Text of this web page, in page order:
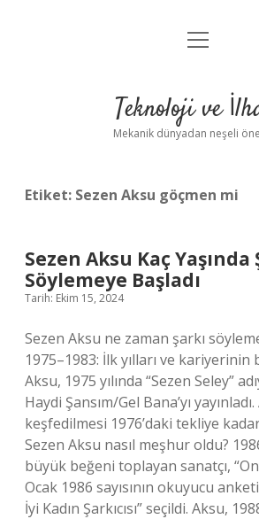
Anasayfa
Yasal Uyarı
menüyü
Teknoloji ve
Mekanik dünyadan neşeli
Etiket: Sezen Aksu göçmen mi
Sezen Aksu Kaç Yaşında
Söylemeye Başladı
Tarih: Ekim 15, 2024
Sezen Aksu ne zaman şarkı
1975–1983: İlk yılları ve kariyerinin
Aksu, 1975 yılında “Sezen Seley”
Haydi Şansım/Gel Bana’yı
keşfedilmesi 1976’daki tekliye
Sezen Aksu nasıl meşhur oldu?
büyük beğeni toplayan sanatçı,
Ocak 1986 sayısının okuyucu
İyi Kadın Şarkıcısı” seçildi. Aksu,